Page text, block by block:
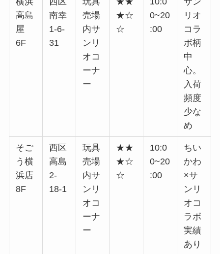
高島
屋
6F
南幸
1-6-
31
売場
内サ
ンリ
オコ
ーナ
ー
★☆
☆
0~20
:00
リオ
コラ
ボ柄
中
心。
入荷
頻度
少な
め
そご
う横
浜店
8F
西区
高島
2-
18-1
玩具
売場
内サ
ンリ
オコ
ーナ
ー
★★
★☆
☆
10:0
0~20
:00
ちい
かわ
×サ
ンリ
オコ
ラボ
実績
あり